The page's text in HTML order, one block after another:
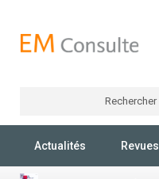
Rechercher
Actualités Revues